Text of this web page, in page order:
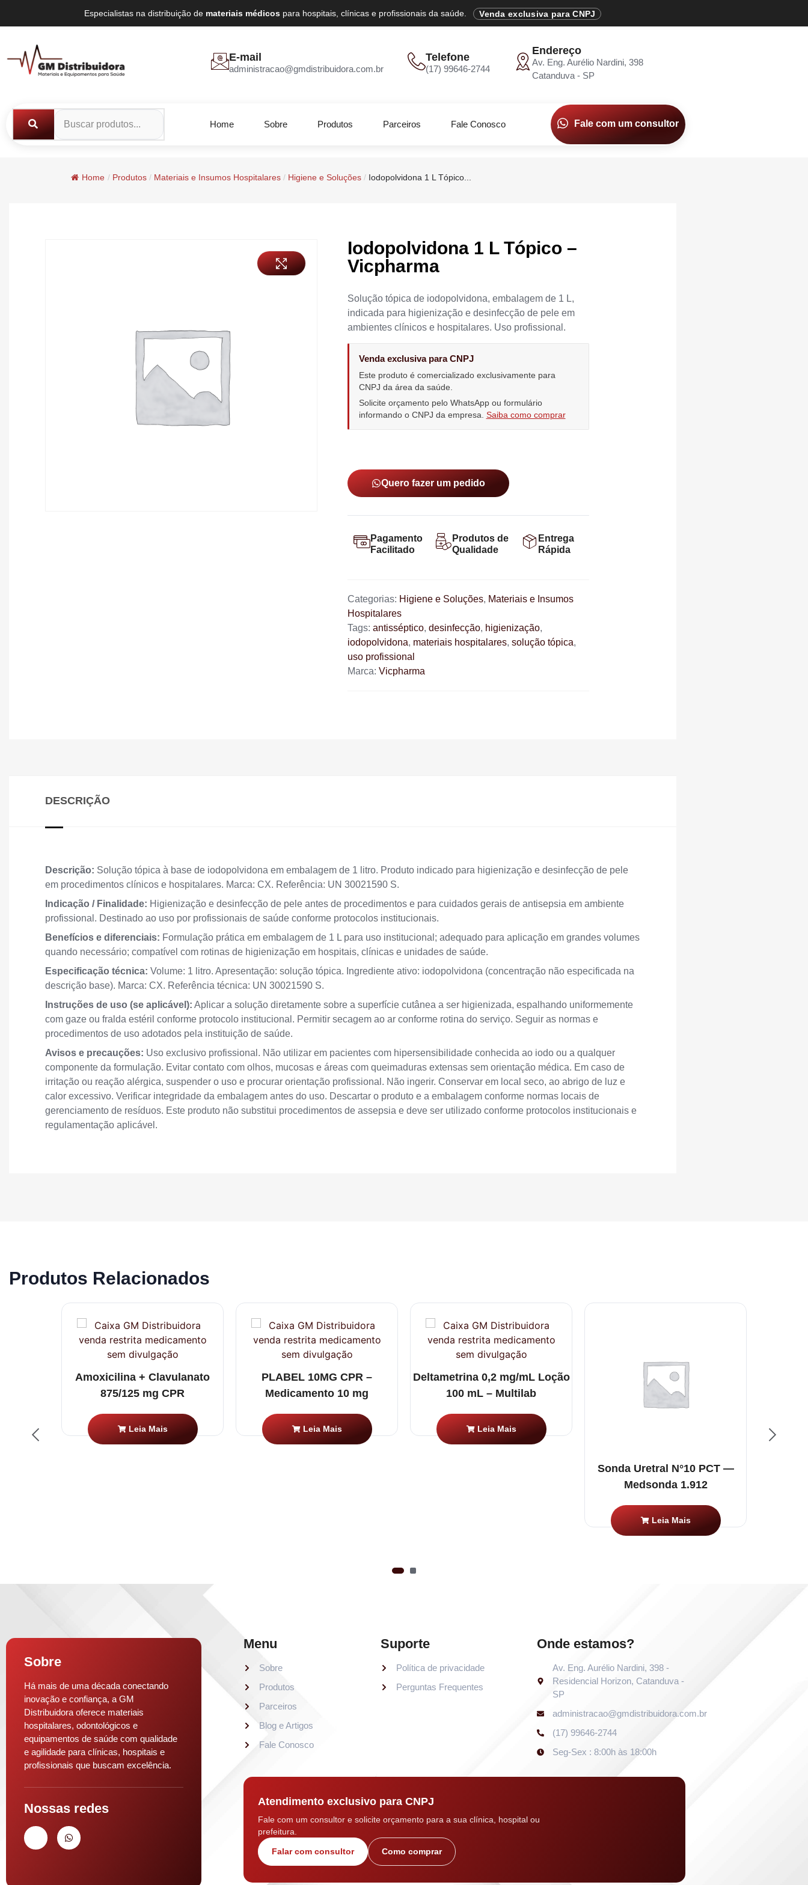
Especialistas na distribuição de materiais médicospara hospitais, clínicas e profissionais da saúde. Venda exclusiva para CNPJ
E-mail
administracao@gmdistribuidora.com.br
Telefone
(17) 99646-2744
Endereço
Av. Eng. Aurélio Nardini, 398
Catanduva - SP
Home Sobre Produtos Parceiros Fale Conosco Fale com um consultor
Home / Produtos / Materiais e Insumos Hospitalares / Higiene e Soluções / Iodopolvidona 1 L Tópico...
Iodopolvidona 1 L Tópico –
Vicpharma
Solução tópica de iodopolvidona, embalagem de 1 L,
indicada para higienização e desinfecção de pele em
ambientes clínicos e hospitalares. Uso profissional.
Venda exclusiva para CNPJ
Este produto é comercializado exclusivamente para
CNPJ da área da saúde.
Solicite orçamento pelo WhatsApp ou formulário
informando o CNPJ da empresa. Saiba como comprar
Quero fazer um pedido
Pagamento
Facilitado
Produtos de
Qualidade
Entrega
Rápida
Categorias: Higiene e Soluções, Materiais e Insumos
Hospitalares
Tags: antisséptico, desinfecção, higienização,
iodopolvidona, materiais hospitalares, solução tópica,
uso profissional
Marca: Vicpharma
DESCRIÇÃO
Descrição: Solução tópica à base de iodopolvidona em embalagem de 1 litro. Produto indicado para higienização e desinfecção de pele
em procedimentos clínicos e hospitalares. Marca: CX. Referência: UN 30021590 S.
Indicação / Finalidade: Higienização e desinfecção de pele antes de procedimentos e para cuidados gerais de antisepsia em ambiente
profissional. Destinado ao uso por profissionais de saúde conforme protocolos institucionais.
Benefícios e diferenciais: Formulação prática em embalagem de 1 L para uso institucional; adequado para aplicação em grandes volumes
quando necessário; compatível com rotinas de higienização em hospitais, clínicas e unidades de saúde.
Especificação técnica: Volume: 1 litro. Apresentação: solução tópica. Ingrediente ativo: iodopolvidona (concentração não especificada na
descrição base). Marca: CX. Referência técnica: UN 30021590 S.
Instruções de uso (se aplicável): Aplicar a solução diretamente sobre a superfície cutânea a ser higienizada, espalhando uniformemente
com gaze ou fralda estéril conforme protocolo institucional. Permitir secagem ao ar conforme rotina do serviço. Seguir as normas e
procedimentos de uso adotados pela instituição de saúde.
Avisos e precauções: Uso exclusivo profissional. Não utilizar em pacientes com hipersensibilidade conhecida ao iodo ou a qualquer
componente da formulação. Evitar contato com olhos, mucosas e áreas com queimaduras extensas sem orientação médica. Em caso de
irritação ou reação alérgica, suspender o uso e procurar orientação profissional. Não ingerir. Conservar em local seco, ao abrigo de luz e
calor excessivo. Verificar integridade da embalagem antes do uso. Descartar o produto e a embalagem conforme normas locais de
gerenciamento de resíduos. Este produto não substitui procedimentos de assepsia e deve ser utilizado conforme protocolos institucionais e
regulamentação aplicável.
Produtos Relacionados
Amoxicilina + Clavulanato
875/125 mg CPR
Leia Mais
PLABEL 10MG CPR –
Medicamento 10 mg
Leia Mais
Deltametrina 0,2 mg/mL Loção
100 mL – Multilab
Leia Mais
Sonda Uretral N°10 PCT —
Medsonda 1.912
Leia Mais
Sobre
Há mais de uma década conectando
inovação e confiança, a GM
Distribuidora oferece materiais
hospitalares, odontológicos e
equipamentos de saúde com qualidade
e agilidade para clínicas, hospitais e
profissionais que buscam excelência.
Nossas redes
Menu
Sobre
Produtos
Parceiros
Blog e Artigos
Fale Conosco
Suporte
Política de privacidade
Perguntas Frequentes
Onde estamos?
Av. Eng. Aurélio Nardini, 398 -
Residencial Horizon, Catanduva -
SP
administracao@gmdistribuidora.com.br
(17) 99646-2744
Seg-Sex : 8:00h às 18:00h
Atendimento exclusivo para CNPJ
Fale com um consultor e solicite orçamento para a sua clínica, hospital ou
prefeitura.
Falar com consultor Como comprar